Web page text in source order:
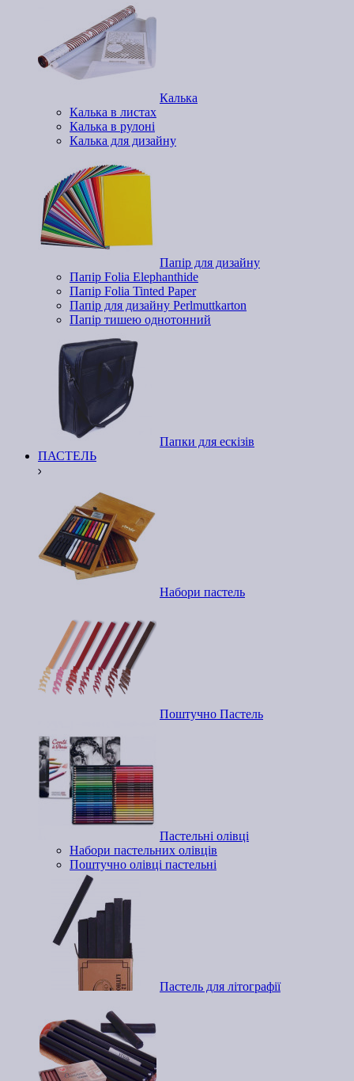
Калька
Калька в листах
Калька в рулоні
Калька для дизайну
Папір для дизайну
Папір Folia Elephanthide
Папір Folia Tinted Paper
Папір для дизайну Perlmuttkarton
Папір тишею однотонний
Папки для ескізів
ПАСТЕЛЬ
Набори пастель
Поштучно Пастель
Пастельні олівці
Набори пастельних олівців
Поштучно олівці пастельні
Пастель для літографії